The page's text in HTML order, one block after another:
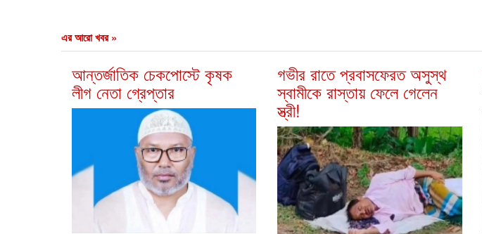
এর আরো খবর »
আন্তর্জাতিক চেকপোস্টে কৃষক
লীগ নেতা গ্রেপ্তার
গভীর রাতে প্রবাসফেরত অসুস্থ
স্বামীকে রাস্তায় ফেলে গেলেন
স্ত্রী!